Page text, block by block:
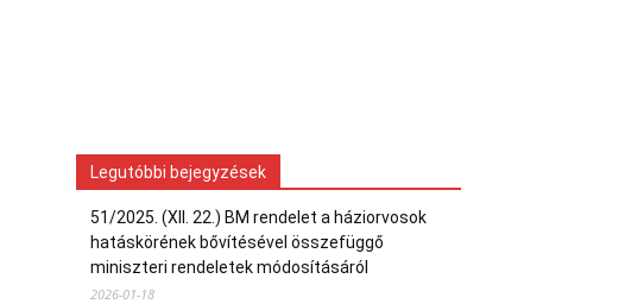
Legutóbbi bejegyzések
51/2025. (XII. 22.) BM rendelet a háziorvosok
hatáskörének bővítésével összefüggő
miniszteri rendeletek módosításáról
2026-01-18